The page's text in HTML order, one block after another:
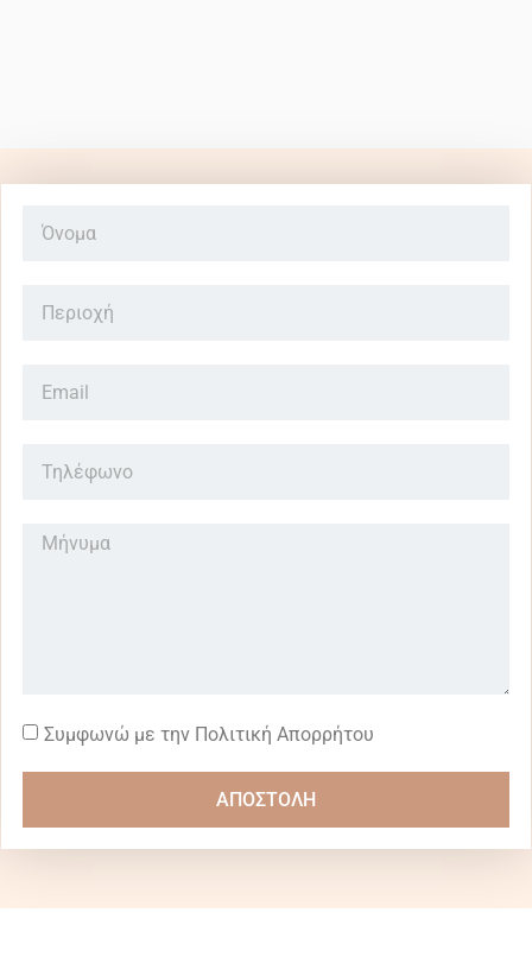
Συμφωνώ με την Πολιτική Απορρήτου
ΑΠΟΣΤΟΛΗ